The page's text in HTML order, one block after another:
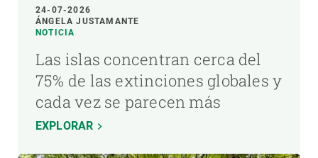
24-07-2026
ÁNGELA JUSTAMANTE
NOTICIA
Las islas concentran cerca del
75% de las extinciones globales y
cada vez se parecen más
EXPLORAR